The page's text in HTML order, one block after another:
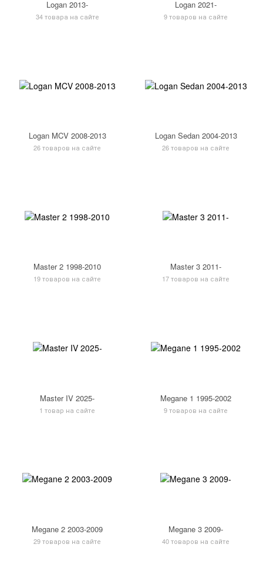
Logan 2013-
34 товара на сайте
Logan 2021-
9 товаров на сайте
Logan MCV 2008-2013
26 товаров на сайте
Logan Sedan 2004-2013
26 товаров на сайте
Master 2 1998-2010
19 товаров на сайте
Master 3 2011-
17 товаров на сайте
Master IV 2025-
1 товар на сайте
Megane 1 1995-2002
9 товаров на сайте
Megane 2 2003-2009
29 товаров на сайте
Megane 3 2009-
40 товаров на сайте